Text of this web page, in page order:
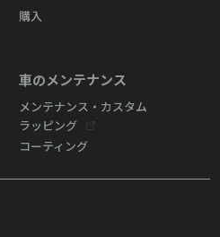
購入
車のメンテナンス
メンテナンス・カスタム
ラッピング
コーティング